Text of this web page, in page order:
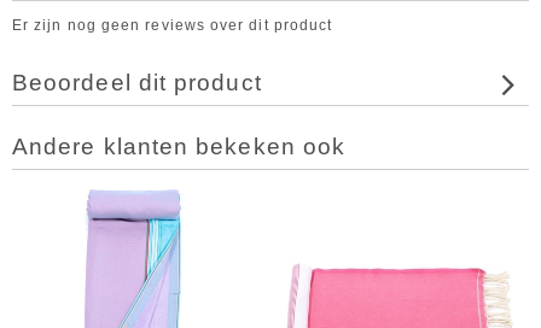
Er zijn nog geen reviews over dit product
Beoordeel dit product
Andere klanten bekeken ook